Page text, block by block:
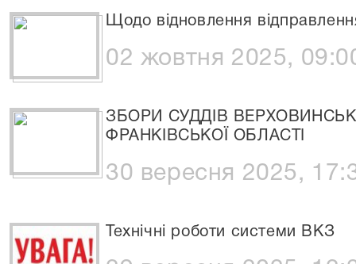
Щодо відновлення
02 жовтня 2025,
ЗБОРИ СУДДІВ
ФРАНКІВСЬКОЇ ОБЛАСТІ
30 вересня 2025,
Технічні роботи системи ВКЗ